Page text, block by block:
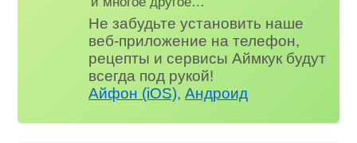
Не забудьте установить наше
веб-приложение на телефон,
рецепты и сервисы Аймкук будут
всегда под рукой!
Айфон (iOS),Андроид